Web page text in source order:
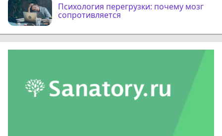
Психология перегрузки: почему мозг
сопротивляется